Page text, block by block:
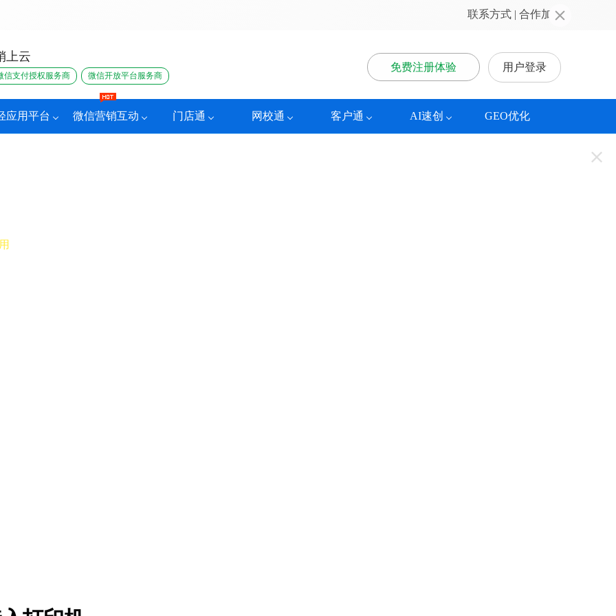
联系方式 | 合作加盟
上云
应用平台 微信营销互动 门店通 网校通 客户通 AI速创 GEO优化
免费注册体验 用户登录
信支付授权服务商 微信开放平台服务商